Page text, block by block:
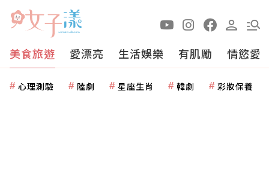
美食旅遊 愛漂亮 生活娛樂 有肌勵 情慾愛
心理測驗 陸劇 星座生肖 韓劇 彩妝保養